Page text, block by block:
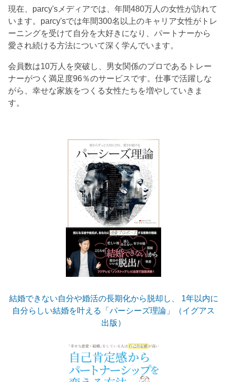
現在、parcy'sメディアでは、年間480万人の女性が訪れて
います。parcy'sでは年間300名以上のキャリア女性がトレ
ーニングを受けて自分を大好きになり、パートナーから
愛され続ける方法について深く学んでいます。
会員数は10万人を突破し、男女関係のプロであるトレー
ナーがつく満足度96％のサービスです。仕事で活躍しな
がら、幸せな家族をつくる女性たちを増やしていきま
す。
結婚できない自分や婚活の長期化から脱却し、 1年以内に
自分らしい結婚を叶える「パーシーズ理論」（イグアス
出版）